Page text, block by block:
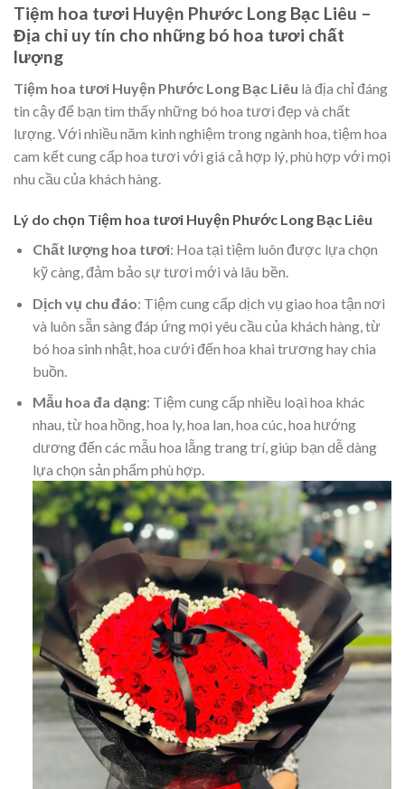
Tiệm hoa tươi Huyện Phước Long Bạc Liêu –
Địa chỉ uy tín cho những bó hoa tươi chất
lượng
Tiệm hoa tươi Huyện Phước Long Bạc Liêu là địa chỉ đáng
tin cậy để bạn tìm thấy những bó hoa tươi đẹp và chất
lượng. Với nhiều năm kinh nghiệm trong ngành hoa, tiệm hoa
cam kết cung cấp hoa tươi với giá cả hợp lý, phù hợp với mọi
nhu cầu của khách hàng.
Lý do chọn Tiệm hoa tươi Huyện Phước Long Bạc Liêu
Chất lượng hoa tươi: Hoa tại tiệm luôn được lựa chọn
kỹ càng, đảm bảo sự tươi mới và lâu bền.
Dịch vụ chu đáo: Tiệm cung cấp dịch vụ giao hoa tận nơi
và luôn sẵn sàng đáp ứng mọi yêu cầu của khách hàng, từ
bó hoa sinh nhật, hoa cưới đến hoa khai trương hay chia
buồn.
Mẫu hoa đa dạng: Tiệm cung cấp nhiều loại hoa khác
nhau, từ hoa hồng, hoa ly, hoa lan, hoa cúc, hoa hướng
dương đến các mẫu hoa lẵng trang trí, giúp bạn dễ dàng
lựa chọn sản phẩm phù hợp.